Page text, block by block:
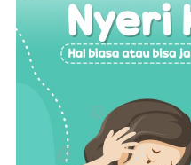
Atau
Bisa
Jadi
Penyakit
Tertentu?